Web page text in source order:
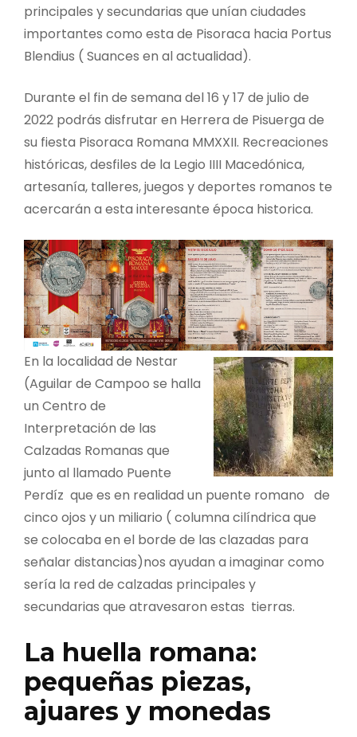
principales y secundarias que unían ciudades
importantes como esta de Pisoraca hacia Portus
Blendius ( Suances en al actualidad).
Durante el fin de semana del 16 y 17 de julio de
2022 podrás disfrutar en Herrera de Pisuerga de
su fiesta Pisoraca Romana MMXXII. Recreaciones
históricas, desfiles de la Legio IIII Macedónica,
artesanía, talleres, juegos y deportes romanos te
acercarán a esta interesante época historica.
En la localidad de Nestar
(Aguilar de Campoo se halla
un Centro de
Interpretación de las
Calzadas Romanas que
junto al llamado Puente
Perdíz que es en realidad un puente romano de
cinco ojos y un miliario ( columna cilíndrica que
se colocaba en el borde de las clazadas para
señalar distancias)nos ayudan a imaginar como
sería la red de calzadas principales y
secundarias que atravesaron estas tierras.
La huella romana:
pequeñas piezas,
ajuares y monedas